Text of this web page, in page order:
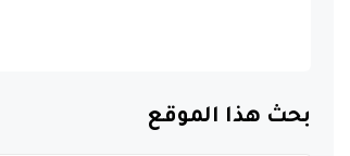
بحث هذا الموقع